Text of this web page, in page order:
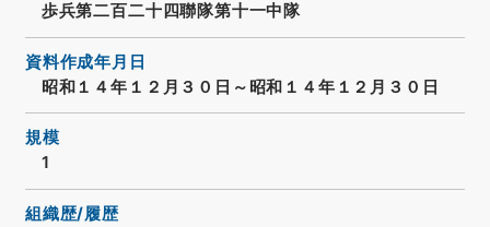
歩兵第二百二十四聯隊第十一中隊
資料作成年月日
昭和１４年１２月３０日～昭和１４年１２月３０日
規模
1
組織歴/履歴